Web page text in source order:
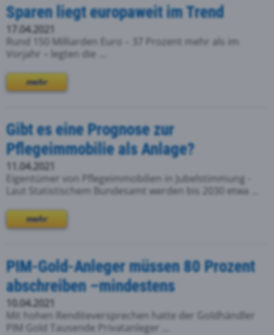
Sparen liegt europaweit im Trend
17.04.2021
Rund 150 Milliarden Euro – 37 Prozent mehr als im
Vorjahr – legten die ...
mehr
Gibt es eine Prognose zur
Pflegeimmobilie als Anlage?
11.04.2021
Eigentümer von Pflegeimmobilien in Jubelstimmung -
Laut Statistischem Bundesamt werden bis 2030 etwa ...
mehr
PIM-Gold-Anleger müssen 80 Prozent
abschreiben –mindestens
10.04.2021
Mit hohen Renditeversprechen hatte der Goldhändler
PIM Gold Tausende Privatanleger ...